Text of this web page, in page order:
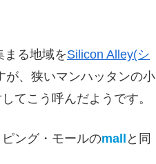
まる地域をSilicon Alley(シ
が、狭いマンハッタンの小
てこう呼んだようです。
ング・モールのmall と同